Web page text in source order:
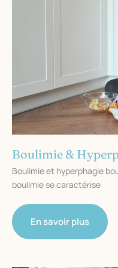
Boulimie &
Boulimie et hyperphagie
boulimie se caractérise
Boulimie
En savoir plus